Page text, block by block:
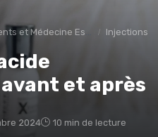
et Médecine Esthétique Injections
et après
2024 10 min de lecture